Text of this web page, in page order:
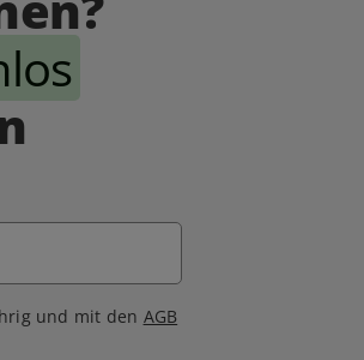
und mit den AGB